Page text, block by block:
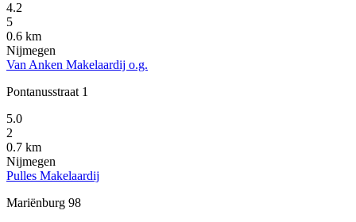
4.2
5
0.6 km
Nijmegen
Van Anken Makelaardij o.g.
Pontanusstraat 1
5.0
2
0.7 km
Nijmegen
Pulles Makelaardij
Mariënburg 98